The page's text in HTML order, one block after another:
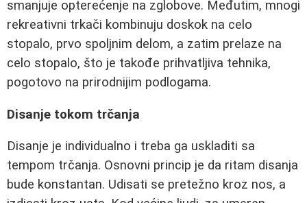
smanjuje opterećenje na zglobove. Međutim, mnogi
rekreativni trkači kombinuju doskok na celo
stopalo, prvo spoljnim delom, a zatim prelaze na
celo stopalo, što je takođe prihvatljiva tehnika,
pogotovo na prirodnijim podlogama.
Disanje tokom trčanja
Disanje je individualno i treba ga uskladiti sa
tempom trčanja. Osnovni princip je da ritam disanja
bude konstantan. Udisati se pretežno kroz nos, a